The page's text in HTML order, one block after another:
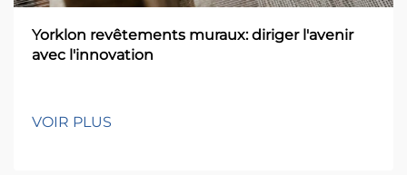
Yorklon revêtements muraux: diriger l'avenir
avec l'innovation
VOIR PLUS